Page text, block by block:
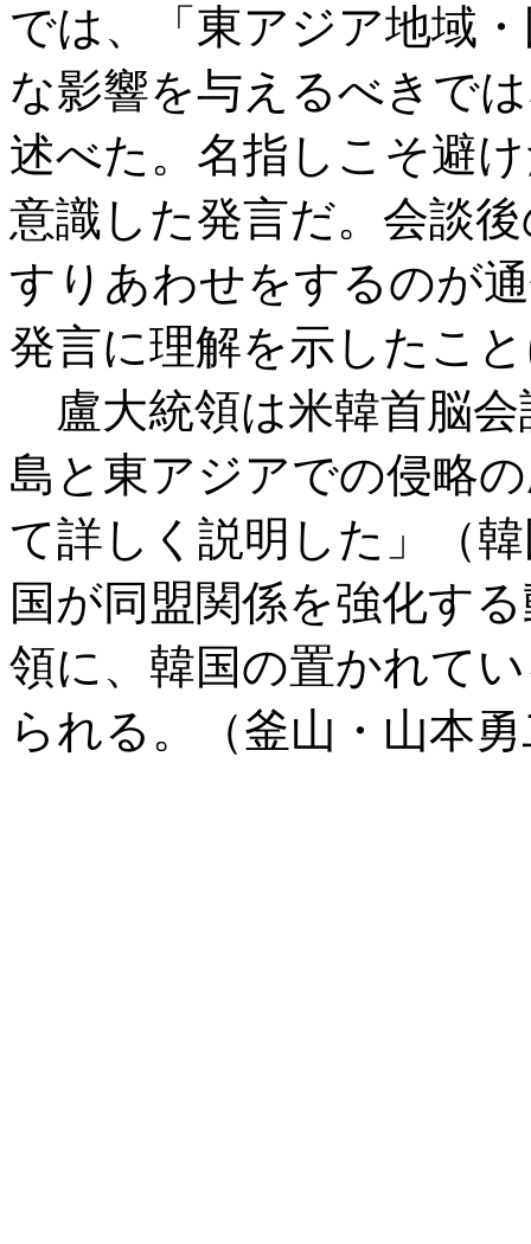
では、「東アジア地域
な影響を与えるべきで
述べた。名指しこそ避
意識した発言だ。会談
すりあわせをするのが
発言に理解を示したこ
盧大統領は米韓首脳会
島と東アジアでの侵略
て詳しく説明した」（
国が同盟関係を強化す
領に、韓国の置かれて
られる。（釜山・山本